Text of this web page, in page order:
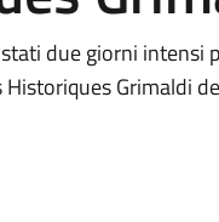
due giorni intensi
Historiques Grimaldi